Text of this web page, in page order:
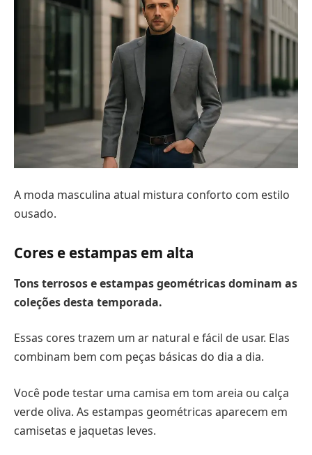
A moda masculina atual mistura conforto com estilo
ousado.
Cores e estampas em alta
Tons terrosos e estampas geométricas dominam as
coleções desta temporada.
Essas cores trazem um ar natural e fácil de usar. Elas
combinam bem com peças básicas do dia a dia.
Você pode testar uma camisa em tom areia ou calça
verde oliva. As estampas geométricas aparecem em
camisetas e jaquetas leves.